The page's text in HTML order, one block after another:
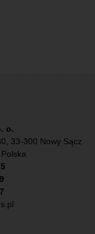
o.
33-300 Nowy Sącz